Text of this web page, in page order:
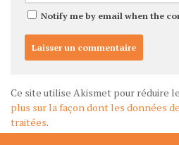
Notify me by email when the
Ce site utilise Akismet pour réduire
plus sur la façon dont les données
traitées.